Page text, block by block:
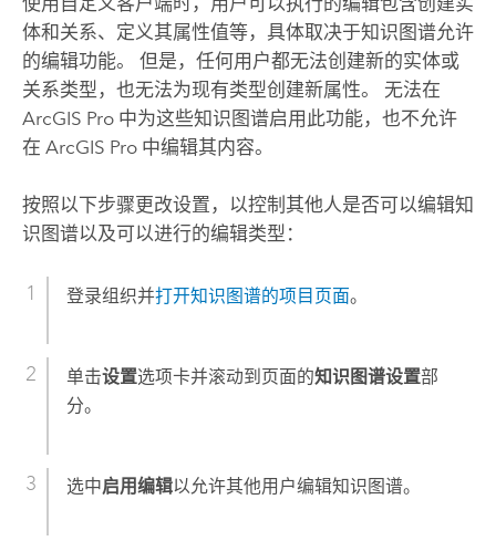
体和关系、定义其属性值等，具体取决于知识图谱允许
的编辑功能。 但是，任何用户都无法创建新的实体或
关系类型，也无法为现有类型创建新属性。 无法在
ArcGIS Pro中为这些知识图谱启用此功能，也不允许
在 ArcGIS Pro中编辑其内容。
按照以下步骤更改设置，以控制其他人是否可以编辑知
识图谱以及可以进行的编辑类型：
登录组织并打开知识图谱的项目页面。
单击设置选项卡并滚动到页面的知识图谱设置部
分。
选中启用编辑以允许其他用户编辑知识图谱。